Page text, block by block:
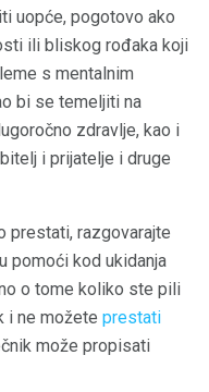
uopće, pogotovo ako
ili bliskog rođaka koji
s mentalnim
bi se temeljiti na
zdravlje, kao i
i prijatelje i druge
prestati, razgovarajte
pomoći kod ukidanja
o tome koliko ste pili
i ne možete prestati
može propisati